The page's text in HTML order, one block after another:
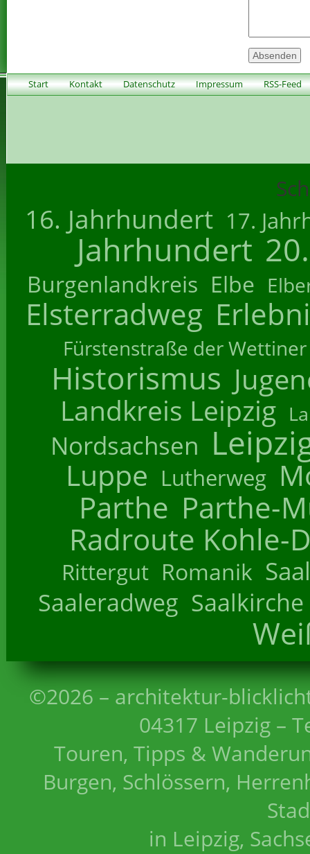
Start Kontakt Datenschutz Impressum RSS-Feed
16. Jahrhundert 17.
Jahrhundert
Burgenlandkreis Elbe
Elsterradweg
Fürstenstraße der Wettiner
Historismus
Landkreis Leipzig
Nordsachsen
Luppe Lutherweg
Parthe Parthe-
Radroute Kohle-
Rittergut Romanik
Saaleradweg Saalkirche
©2026 – architektur-
04317 Leipzig –
Touren, Tipps &
Burgen, Schlössern,
in Leipzig,